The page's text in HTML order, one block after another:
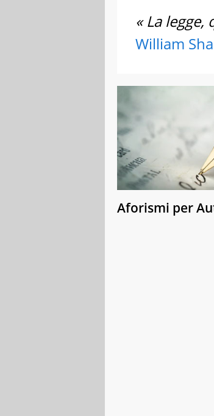
« La legge,
William
Aforismi per